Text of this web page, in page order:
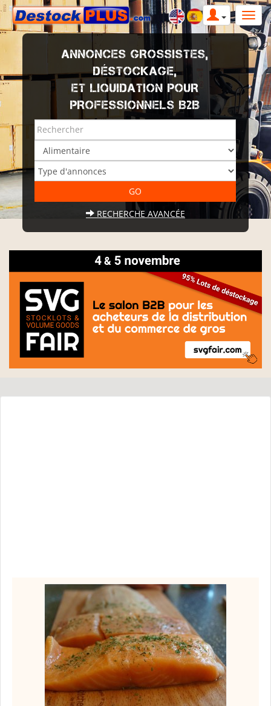
ANNONCES GROSSISTES,
DÉSTOCKAGE,
ET LIQUIDATION POUR
PROFESSIONNELS B2B
RECHERCHE AVANCÉE